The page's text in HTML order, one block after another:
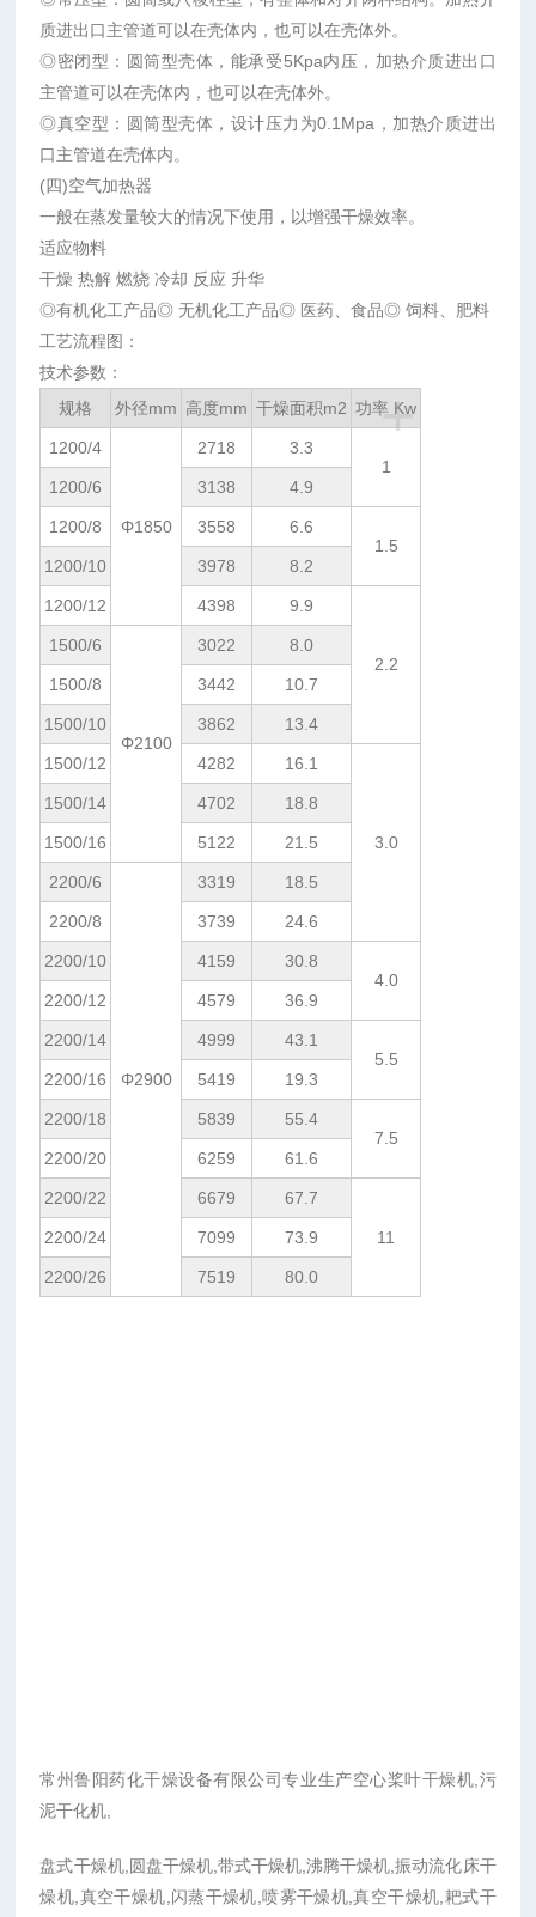
质进出口主管道可以在壳体内，也可以在壳体外。
◎密闭型：圆筒型壳体，能承受5Kpa内压，加热介质进出口
主管道可以在壳体内，也可以在壳体外。
◎真空型：圆筒型壳体，设计压力为0.1Mpa，加热介质进出
口主管道在壳体内。
(四)空气加热器
一般在蒸发量较大的情况下使用，以增强干燥效率。
适应物料
干燥 热解 燃烧 冷却 反应 升华
◎有机化工产品◎ 无机化工产品◎ 医药、食品◎ 饲料、肥料
工艺流程图：
技术参数：
+
规格 外径mm 高度mm 干燥面积m2 功率 Kw
1200/4
Φ1850
2718
3.3
1
1200/6
3138 4.9
1200/8 3558
6.6
1.5
1200/10
3978 8.2
1200/12 4398 9.9
2.2
1500/6
Φ2100
3022 8.0
1500/8 3442 10.7
1500/10 3862 13.4
1500/12 4282 16.1
3.0
1500/14 4702 18.8
1500/16 5122 21.5
2200/6
Φ2900
3319 18.5
2200/8 3739 24.6
2200/10 4159
30.8
4.0
2200/12
4579 36.9
2200/14 4999
43.1
5.5
2200/16
5419 19.3
2200/18 5839
55.4
7.5
2200/20
6259 61.6
2200/22 6679 67.7
11
2200/24 7099 73.9
2200/26 7519 80.0
常州鲁阳药化干燥设备有限公司专业生产空心桨叶干燥机,污
泥干化机,
盘式干燥机,圆盘干燥机,带式干燥机,沸腾干燥机,振动流化床干
燥机,真空干燥机,闪蒸干燥机,喷雾干燥机,真空干燥机,耙式干